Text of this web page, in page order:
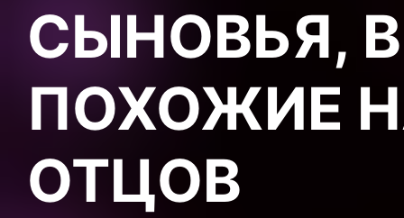
СЫНОВЬЯ,
ПОХОЖИЕ
ОТЦОВ